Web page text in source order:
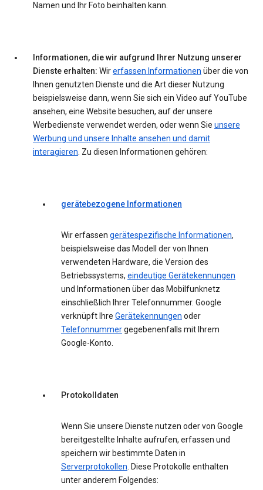
Namen und Ihr Foto beinhalten kann.
Informationen, die wir aufgrund Ihrer Nutzung unserer
Dienste erhalten: Wirerfassen Informationen über die von
Ihnen genutzten Dienste und die Art dieser Nutzung
beispielsweise dann, wenn Sie sich ein Video auf YouTube
ansehen, eine Website besuchen, auf der unsere
Werbedienste verwendet werden, oder wenn Sie unsere
Werbung und unsere Inhalte ansehen und damit
interagieren. Zu diesen Informationen gehören:
gerätebezogene Informationen
Wir erfassen gerätespezifische Informationen,
beispielsweise das Modell der von Ihnen
verwendeten Hardware, die Version des
Betriebssystems, eindeutige Gerätekennungen
und Informationen über das Mobilfunknetz
einschließlich Ihrer Telefonnummer. Google
verknüpft Ihre Gerätekennungen oder
Telefonnummergegebenenfalls mit Ihrem
Google-Konto.
Protokolldaten
Wenn Sie unsere Dienste nutzen oder von Google
bereitgestellte Inhalte aufrufen, erfassen und
speichern wir bestimmte Daten in
Serverprotokollen. Diese Protokolle enthalten
unter anderem Folgendes: